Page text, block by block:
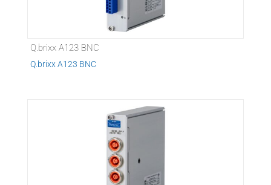
Q.brixx A123 BNC
Q.brixx A123 BNC